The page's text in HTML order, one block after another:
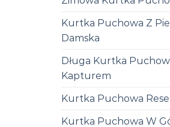
Kurtka Puchowa Z
Damska
Długa Kurtka
Kapturem
Kurtka Puchowa
Kurtka Puchowa W